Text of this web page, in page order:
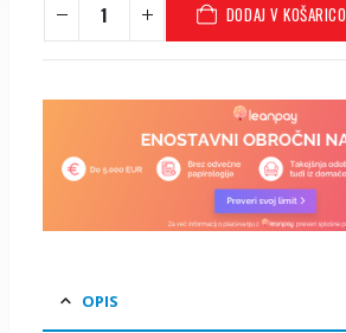
DODAJ V KOŠARICO
OPIS